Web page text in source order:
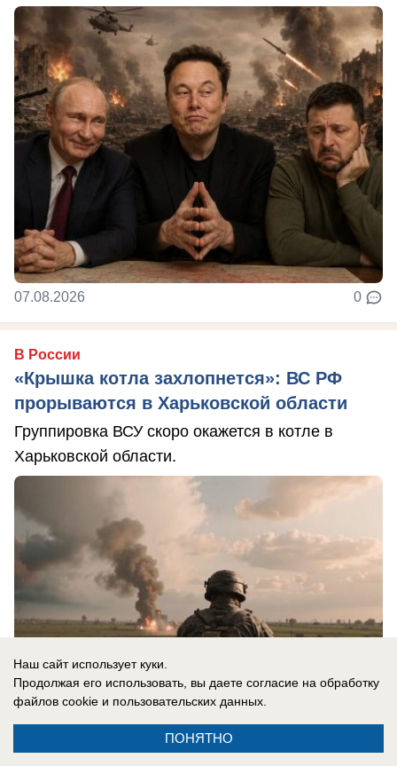
07.08.2026 0
В России
«Крышка котла захлопнется»: ВС РФ
прорываются в Харьковской области
Группировка ВСУ скоро окажется в котле в
Харьковской области.
Наш сайт использует куки.
Продолжая его использовать, вы даете согласие на обработку
файлов cookie и пользовательских данных.
ПОНЯТНО